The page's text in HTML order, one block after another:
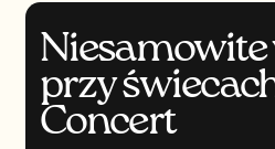
Niesamowite
przy
Concert